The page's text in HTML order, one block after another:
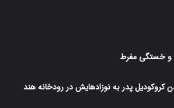
و خستگی مفرط
کروکودیل پدر به نوزادهایش در رودخانه هند